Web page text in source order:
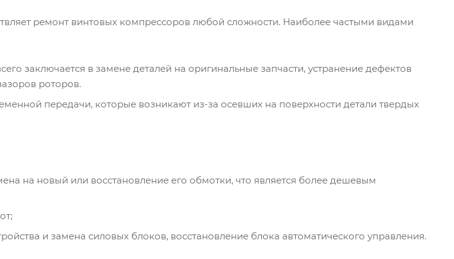
ремонт винтовых компрессоров любой сложности. Наиболее частыми видами
заключается в замене деталей на оригинальные запчасти, устранение дефектов
роторов.
передачи, которые возникают из-за осевших на поверхности детали твердых
на новый или восстановление его обмотки, что является более дешевым
и замена силовых блоков, восстановление блока автоматического управления.